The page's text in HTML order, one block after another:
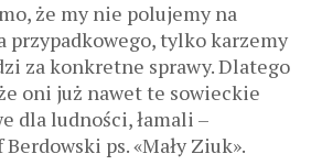
że my nie polujemy na
przypadkowego, tylko karzemy
za konkretne sprawy. Dlatego
oni już nawet te sowieckie
dla ludności, łamali –
ps. «Mały Ziuk».